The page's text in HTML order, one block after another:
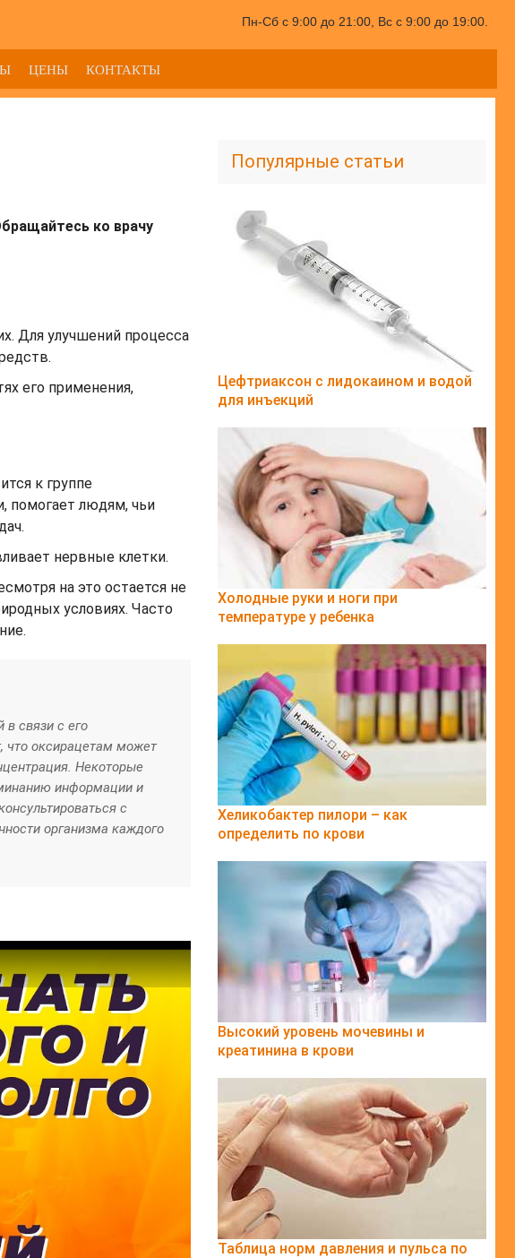
Пн-Сб с 9:00 до 21:00, Вс с 9:00 до 19:00.
ЦЕНЫ КОНТАКТЫ
ко врачу
Для улучшений процесса
его применения,
к группе
помогает людям, чьи
нервные клетки.
на это остается не
условиях. Часто
в связи с его
что оксирацетам может
Некоторые
информации и
с
организма каждого
Популярные статьи
Цефтриаксон с лидокаином и водой
для инъекций
Холодные руки и ноги при
температуре у ребенка
Хеликобактер пилори – как
определить по крови
Высокий уровень мочевины и
креатинина в крови
Таблица норм давления и пульса по